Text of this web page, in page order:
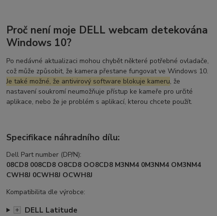
Proč není moje DELL webcam detekována
Windows 10?
Po nedávné aktualizaci mohou chybět některé potřebné ovladače,
což může způsobit, že kamera přestane fungovat ve Windows 10.
Je také možné, že antivirový software blokuje kameru, že
nastavení soukromí neumožňuje přístup ke kameře pro určité
aplikace, nebo že je problém s aplikací, kterou chcete použít.
Specifikace náhradního dílu:
Dell Part number (DP/N):
08CD8 008CD8 O8CD8 OO8CD8 M3NM4 0M3NM4 OM3NM4
CWH8J 0CWH8J OCWH8J
Kompatibilita dle výrobce:
+
DELL Latitude